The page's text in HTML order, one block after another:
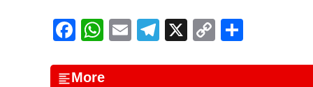
F
c
W
at
E
ail
T
e
X C
p ar
More